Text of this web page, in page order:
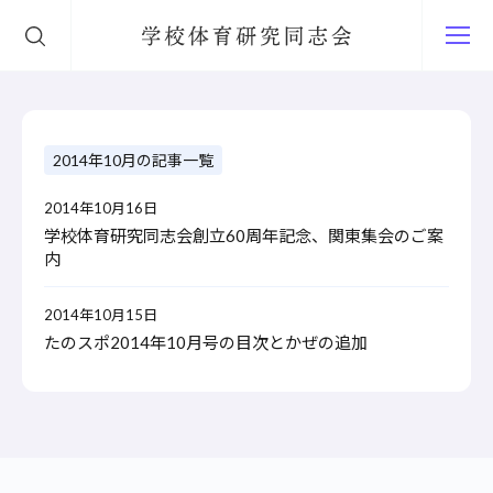
学校体育研究同志会
2014年10月の記事一覧
2014年10月16日
学校体育研究同志会創立60周年記念、関東集会のご案
内
2014年10月15日
たのスポ2014年10月号の目次とかぜの追加